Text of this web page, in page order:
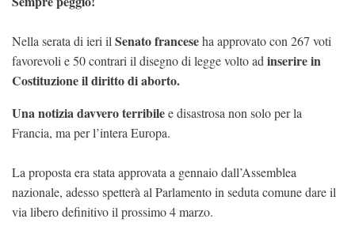
Nella serata di ieri il Senato franceseha approvato con 267 voti
favorevoli e 50 contrari il disegno di legge volto ad inserire in
Costituzione il diritto di aborto.
Una notizia davvero terribilee disastrosa non solo per la
Francia, ma per l’intera Europa.
La proposta era stata approvata a gennaio dall’Assemblea
nazionale, adesso spetterà al Parlamento in seduta comune dare il
via libero definitivo il prossimo 4 marzo.